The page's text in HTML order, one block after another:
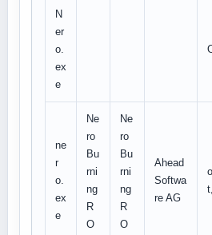
N
er
o.
ex
e
ne
r
o.
ex
e
Ne
ro
Bu
rni
ng
R
O
Ne
ro
Bu
rni
ng
R
O
Ahead
Softwa
re AG